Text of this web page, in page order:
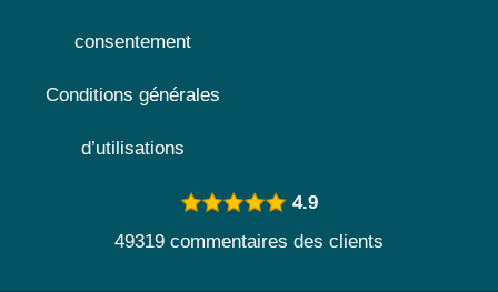
consentement
Conditions générales
d’utilisations
4.9
49319 commentaires des clients